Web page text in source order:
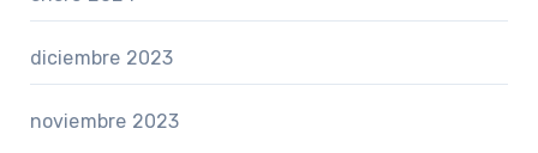
diciembre 2023
noviembre 2023